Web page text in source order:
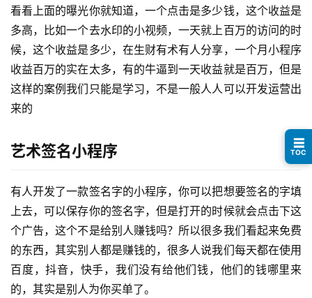
开
眼
案
例
避
坑
南
运
营
百
科
创
业
登录
看看上面的曝光你就知道，一个点击是多少钱，这个收益是
多高，比如一个去水印的小视频，一天就上百万的访问的时
候，这个收益是多少，在生财有术有人分享，一个月小程序
收益百万的实在太多，有的牛逼到一天收益就是百万，但是
这样的案例我们只能是学习，不是一般人人可以开发运营出
来的
艺术签名小程序
有人开发了一款签名字的小程序，你可以把想要签名的字填
上去，可以保存你的签名字，但是打开的时候就会点击下这
个广告，这个不是给别人赚钱吗？所以很多我们看起来免费
的东西，其实别人都是赚钱的，很多人说我们每天都在使用
百度，抖音，快手，我们没有给他们钱，他们的钱哪里来
的，其实是别人为你买单了。
☰
TOC